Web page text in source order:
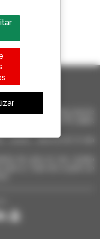
um manitou
usados, adicione-os à sua